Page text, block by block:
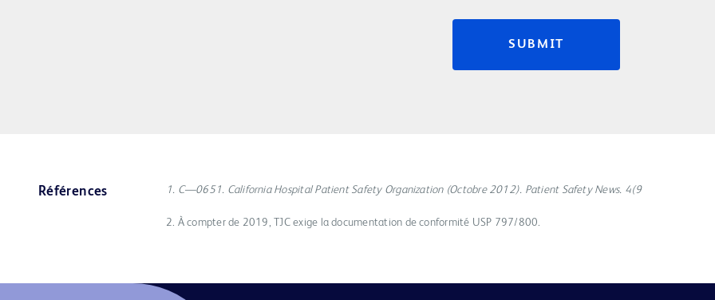
SUBMIT
Références 1. C—0651. California Hospital Patient Safety Organization (Octobre 2012). Patient Safety News. 4(9
2. À compter de 2019, TJC exige la documentation de conformité USP 797/800.